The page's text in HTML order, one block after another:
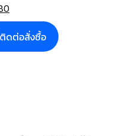
ติดต่อสั่งซื้อ